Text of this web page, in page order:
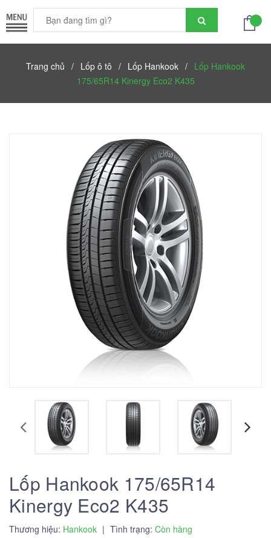
Trang chủ / Lốp ô tô / Lốp Hankook / Lốp Hankook
175/65R14 Kinergy Eco2 K435
Lốp Hankook 175/65R14
Kinergy Eco2 K435
Thương hiệu: Hankook | Tình trạng: Còn hàng